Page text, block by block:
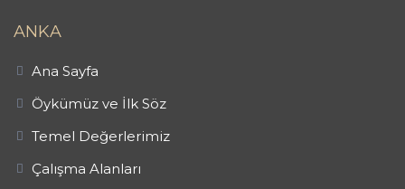
ANKA
Ana Sayfa
Öykümüz ve İlk Söz
Temel Değerlerimiz
Çalışma Alanları